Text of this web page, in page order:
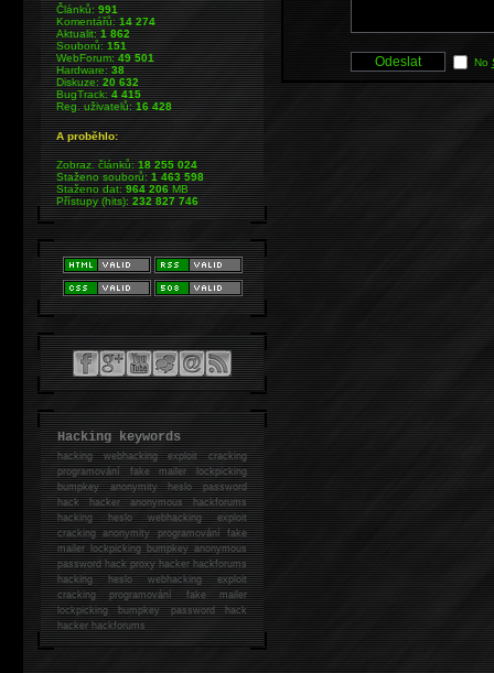
No
Článků:991
Komentářů:14 274
Aktualit:1 862
Souborů:151
WebForum:49 501
Hardware:38
Diskuze:20 632
BugTrack:4 415
Reg. uživatelů:16 428
A proběhlo:
Zobraz. článků:18 255 024
Staženo souborů:1 463 598
Staženo dat:964 206MB
Přístupy (hits):232 827 746
Hacking keywords
hackingwebhacking exploit cracking
programování fake mailer lockpicking
bumpkey anonymity heslo password
hackhacker anonymous hackforums
hackingheslo webhacking exploit
cracking anonymity programování fake
mailer lockpicking bumpkey anonymous
password hack proxy hacker hackforums
hacking heslo webhacking exploit
cracking programování fake mailer
lockpicking bumpkey password hack
hackerhackforums